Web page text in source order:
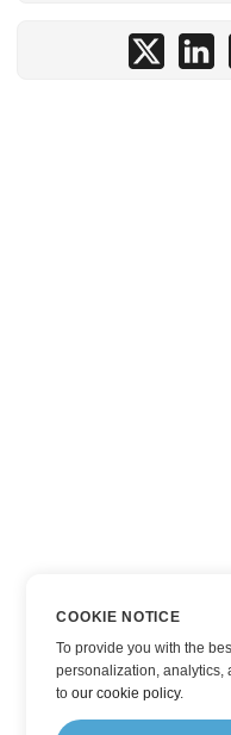
COOKIE NOTICE
To provide you with the
personalization, analytics,
toour cookie policy.